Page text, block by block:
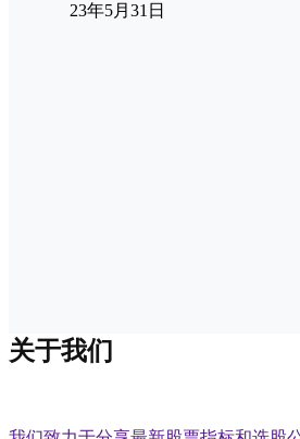
23年5月31日
关于我们